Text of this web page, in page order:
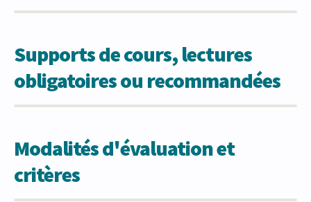
Supports de cours, lectures
obligatoires ou recommandées
Modalités d'évaluation et
critères